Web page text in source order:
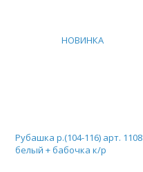
НОВИНКА
Рубашка р.(104-116) арт. 1108
белый + бабочка к/р